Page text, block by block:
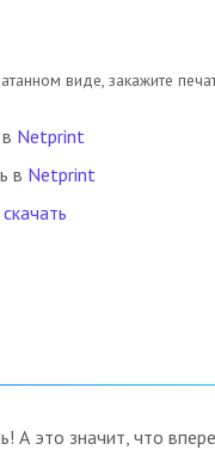
виде, закажите
Netprint
в Netprint
А это значит, что